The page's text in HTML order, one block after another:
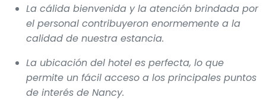
La cálida bienvenida y la atención brindada por
el personal contribuyeron enormemente a la
calidad de nuestra estancia.
La ubicación del hotel es perfecta, lo que
permite un fácil acceso a los principales puntos
de interés de Nancy.